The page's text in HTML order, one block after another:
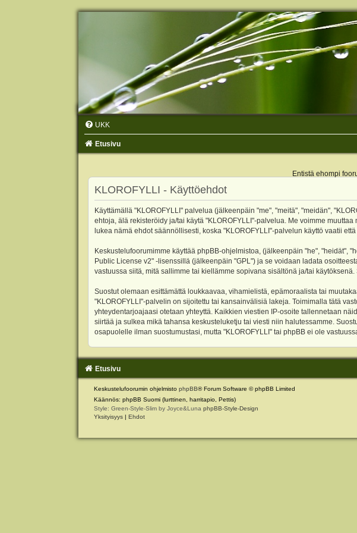
UKK
Etusivu
Entistä ehompi
KLOROFYLLI - Käyttöehdot
Käyttämällä "KLOROFYLLI" palvelua (jälkeenpäin "me", "meitä", "meidän",
ehtoja, älä rekisteröidy ja/tai käytä "KLOROFYLLI"-palvelua. Me voimme
lukea nämä ehdot säännöllisesti, koska "KLOROFYLLI"-palvelun käyttö vaatii
Keskustelufoorumimme käyttää phpBB-ohjelmistoa, (jälkeenpäin "he", "heidät",
Public License v2" -lisenssillä (jälkeenpäin "GPL") ja se voidaan ladata
vastuussa siitä, mitä sallimme tai kiellämme sopivana sisältönä ja/tai
Suostut olemaan esittämättä loukkaavaa, vihamielistä, epämoraalista tai
"KLOROFYLLI"-palvelin on sijoitettu tai kansainvälisiä lakeja. Toimimalla tätä
yhteydentarjoajaasi otetaan yhteyttä. Kaikkien viestien IP-osoite tallennetaan
siirtää ja sulkea mikä tahansa keskusteluketju tai viesti niin halutessamme.
osapuolelle ilman suostumustasi, mutta "KLOROFYLLI" tai phpBB ei ole
Etusivu
Keskustelufoorumin ohjelmisto phpBB® Forum Software © phpBB Limited
Käännös: phpBB Suomi (lurttinen, harritapio, Pettis)
Style: Green-Style-Slim by Joyce&Luna phpBB-Style-Design
Yksityisyys | Ehdot